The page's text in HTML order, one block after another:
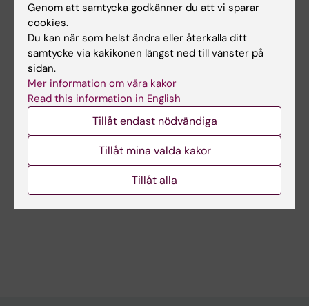
17 dec 2025
KIB får nytt uppdrag
att leda utvecklingen
av KI:s
kulturverksamhet
Karolinska Institutets
universitetsbibliotek (KIB) har
av rektor fått i…
5 nov 2025
Ny utställning på
universitetsbiblioteke
t i Solna – Livets
skörhet
utställning Livets skörhet –
500 år av kunskap…
Genom att samtycka godkänner du att vi sparar
cookies.
Du kan när som helst ändra eller återkalla ditt
samtycke via kakikonen längst ned till vänster på
sidan.
Mer information om våra kakor
Read this information in English
Tillåt endast nödvändiga
Tillåt mina valda kakor
Tillåt alla